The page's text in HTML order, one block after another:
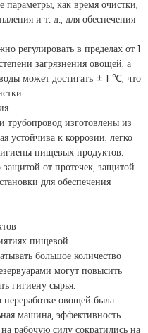
как время очистки,
и т. д., для обеспечения
регулировать в пределах от 1
загрязнения овощей, а
может достигать ± 1 ℃, что
трубопровод изготовлены из
устойчива к коррозии, легко
пищевых продуктов.
от протечек, защитой
для обеспечения
пищевой
большое количество
могут повысить
гигиену сырья.
овощей была
машина, эффективность